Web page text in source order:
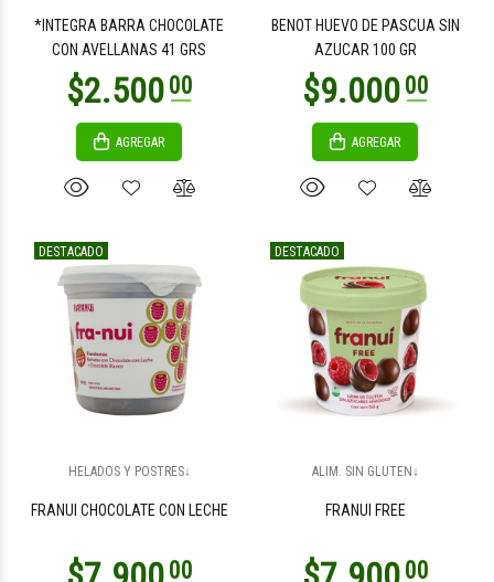
*INTEGRA BARRA CHOCOLATE
CON AVELLANAS 41 GRS
AGREGAR
BENOT HUEVO DE PASCUA SIN
AZUCAR 100 GR
AGREGAR
DESTACADO
HELADOS Y POSTRES↓
FRANUI CHOCOLATE CON LECHE
DESTACADO
ALIM. SIN GLUTEN↓
FRANUI FREE
$27.000